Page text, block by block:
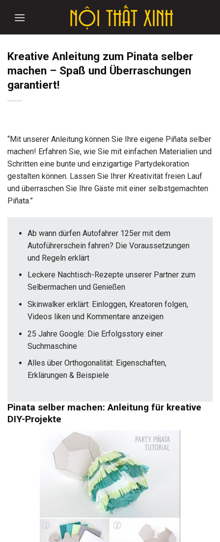
Kreative Anleitung zum Pinata selber
machen – Spaß und Überraschungen
garantiert!
“Mit unserer Anleitung können Sie Ihre eigene Piñata selber
machen! Erfahren Sie, wie Sie mit einfachen Materialien und
Schritten eine bunte und einzigartige Partydekoration
gestalten können. Lassen Sie Ihrer Kreativität freien Lauf
und überraschen Sie Ihre Gäste mit einer selbstgemachten
Piñata.”
Ab wann dürfen Autofahrer 125er mit dem
Autoführerschein fahren? Die Voraussetzungen
und Regeln erklärt
Leckere Nachtisch-Rezepte unserer Partner zum
Selbermachen und Genießen
Skinwalker erklärt: Einloggen, Kreatoren folgen,
Videos liken und Kommentare anzeigen
25 Jahre Google: Die Erfolgsstory einer
Suchmaschine
Alles über Orthogonalität: Eigenschaften,
Erklärungen & Beispiele
Pinata selber machen: Anleitung für kreative
DIY-Projekte